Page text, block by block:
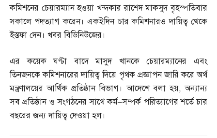
কমিশনের চেয়ারম্যান হওয়া খন্দকার রাশেদ মাকসুদ বৃহস্পতিবার
সকালে পদত্যাগ করেন। একইদিন চার কমিশনারও দায়িত্ব থেকে
ইস্তফা দেন। খবর বিডিনিউজের।
এর কয়েক ঘণ্টা বাদে মাসুদ খানকে চেয়ারম্যানের এবং
তিনজনকে কমিশনারের দায়িত্ব দিয়ে পৃথক প্রজ্ঞাপন জারি করে অর্থ
মন্ত্রণালয়ের আর্থিক প্রতিষ্ঠান বিভাগ। আদেশে বলা হয়,অন্যান্য
সব প্রতিষ্ঠান ও সংগঠনের সাথে কর্ম–সম্পর্ক পরিত্যাগের শর্তে চার
বছরের জন্য দায়িত্ব দেওয়া হল।